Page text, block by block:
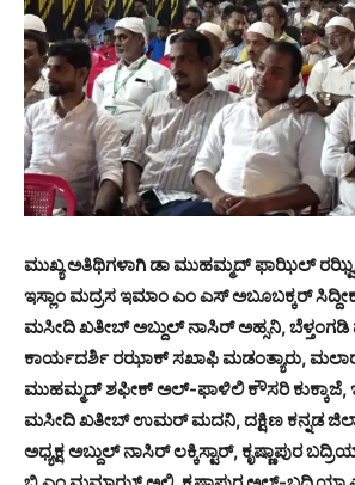
ಮುಖ್ಯ ಅತಿಥಿಗಳಾಗಿ ಡಾ ಮುಹಮ್ಮದ್ ಫಾಝಿಲ್ ರಝ್ವಿ
ಇಸ್ಲಾಂ ಮದ್ರಸ ಇಮಾಂ ಎಂ ಎಸ್ ಅಬೂಬಕ್ಕರ್
ಮಸೀದಿ ಖತೀಬ್ ಅಬ್ದುಲ್ ನಾಸಿರ್ ಅಹ್ಸನಿ,
ಕಾರ್ಯದರ್ಶಿ ರಝಾಕ್ ಸಖಾಫಿ ಮಡಂತ್ಯಾರು,
ಮುಹಮ್ಮದ್ ಶಫೀಕ್ ಅಲ್-ಫಾಳಿಲಿ ಕೌಸರಿ ಕುಕ್ಕಾಜೆ,
ಮಸೀದಿ ಖತೀಬ್ ಉಮರ್ ಮದನಿ, ದಕ್ಷಿಣ ಕನ್ನಡ
ಅಧ್ಯಕ್ಷ ಅಬ್ದುಲ್ ನಾಸಿರ್ ಲಕ್ಕಿಸ್ಟಾರ್, ಕೃಷ್ಣಾಪುರ